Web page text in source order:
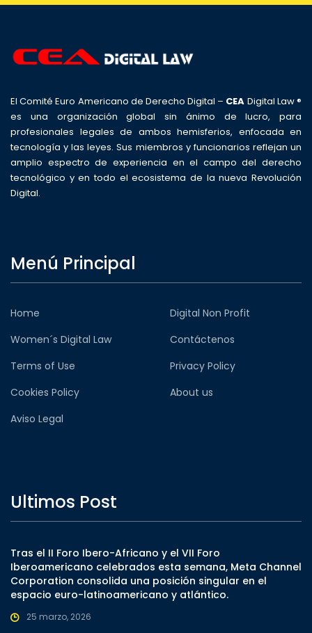
El Comité Euro Americano de Derecho Digital – CEA Digital Law ®
es una organización global sin ánimo de lucro, para
profesionales legales de ambos hemisferios, enfocada en
tecnología y las leyes. Sus miembros y funcionarios reflejan un
amplio espectro de experiencia en el campo del derecho
tecnológico y en todo el ecosistema de la nueva Revolución
Digital.
Menú Principal
Home
Digital Non Profit
Women´s Digital Law
Contáctenos
Terms of Use
Privacy Policy
Cookies Policy
About us
Aviso Legal
Ultimos Post
Tras el II Foro Ibero-Africano y el VII Foro
Iberoamericano celebrados esta semana, Meta Channel
Corporation consolida una posición singular en el
espacio euro-latinoamericano y atlántico.
25 marzo, 2026